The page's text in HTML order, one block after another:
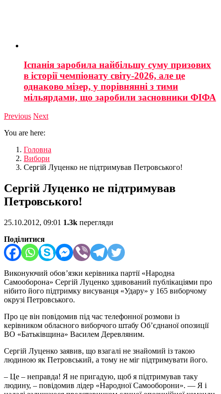
Іспанія заробила найбільшу суму призових
в історії чемпіонату світу-2026, але це
однаково мізер, у порівнянні з тими
мільярдами, що заробили засновники ФІФА
Previous Next
You are here:
Головна
Вибори
Сергій Луценко не підтримував Петровського!
Сергій Луценко не підтримував
Петровського!
25.10.2012, 09:01 1.3k перегляди
Поділитися
Виконуючий обов’язки керівника партії «Народна
Самооборона» Сергій Луценко здивований публікаціями про
нібито його підтримку висуванця «Удару» у 165 виборчому
окрузі Петровського.
Про це він повідомив під час телефонної розмови із
керівником обласного виборчого штабу Об’єднаної опозиції
ВО «Батьківщина» Василем Деревляним.
Сергій Луценко заявив, що взагалі не знайомий із такою
людиною як Петровський, а тому не міг підтримувати його.
– Це – неправда! Я не пригадую, щоб я підтримував таку
людину, – повідомив лідер «Народної Самооборони». — Я і